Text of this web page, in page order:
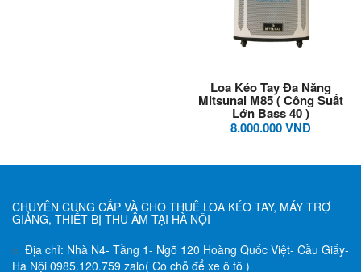
Loa Kéo Tay Đa Năng
Mitsunal M85 ( Công Suất
Lớn Bass 40 )
8.000.000 VNĐ
CHUYÊN CUNG CẤP VÀ CHO THUÊ LOA KÉO TAY, MÁY TRỢ
GIẢNG, THIẾT BỊ THU ÂM TẠI HÀ NỘI
Địa chỉ: Nhà N4- Tầng 1- Ngõ 120 Hoàng Quốc Việt- Cầu Giấy-
Hà Nội 0985.120.759 zalo( Có chỗ để xe ô tô )